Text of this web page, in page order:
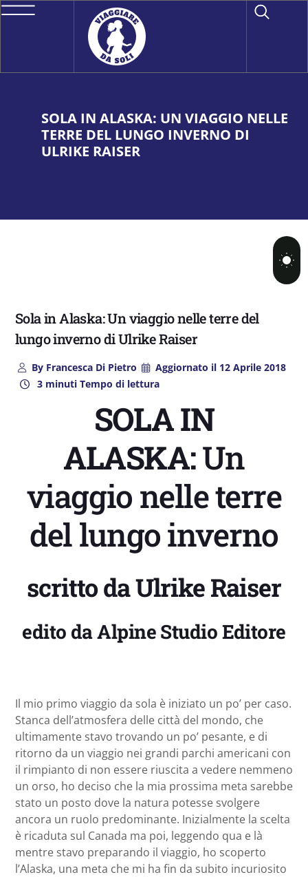
SOLA IN ALASKA: UN VIAGGIO NELLE
TERRE DEL LUNGO INVERNO DI
ULRIKE RAISER
Sola in Alaska: Un viaggio nelle terre del
lungo inverno di Ulrike Raiser
ByFrancesca Di Pietro Aggiornato il 12 Aprile 2018
3 minuti Tempo di lettura
SOLA IN
ALASKA:Un
viaggio nelle terre
del lungo inverno
scritto daUlrike Raiser
edito da Alpine Studio Editore
Il mio primo viaggio da sola è iniziato un po’ per caso.
Stanca dell’atmosfera delle città del mondo, che
ultimamente stavo trovando un po’ pesante, e di
ritorno da un viaggio nei grandi parchi americani con
il rimpianto di non essere riuscita a vedere nemmeno
un orso, ho deciso che la mia prossima meta sarebbe
stato un posto dove la natura potesse svolgere
ancora un ruolo predominante. Inizialmente la scelta
è ricaduta sul Canada ma poi, leggendo qua e là
mentre stavo preparando il viaggio, ho scoperto
l’Alaska, una meta che mi ha fin da subito incuriosito